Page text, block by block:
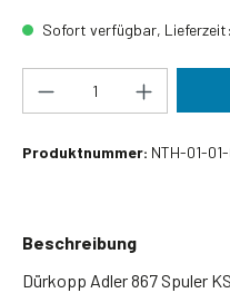
Sofort verfügbar,
Produkt Anzahl:
Produktnummer: NTH-01-
Beschreibung
Dürkopp Adler 867 Spuler